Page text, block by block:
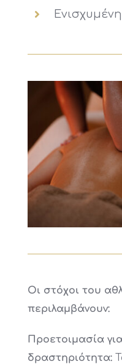
Οι στόχοι του
περιλαμβάνουν:
Προετοιμασία
δραστηριότητα: